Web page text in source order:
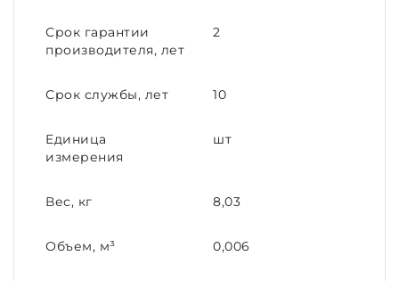
Срок гарантии
производителя, лет
2
Срок службы, лет 10
Единица
измерения
шт
Вес, кг 8,03
Объем, м³ 0,006